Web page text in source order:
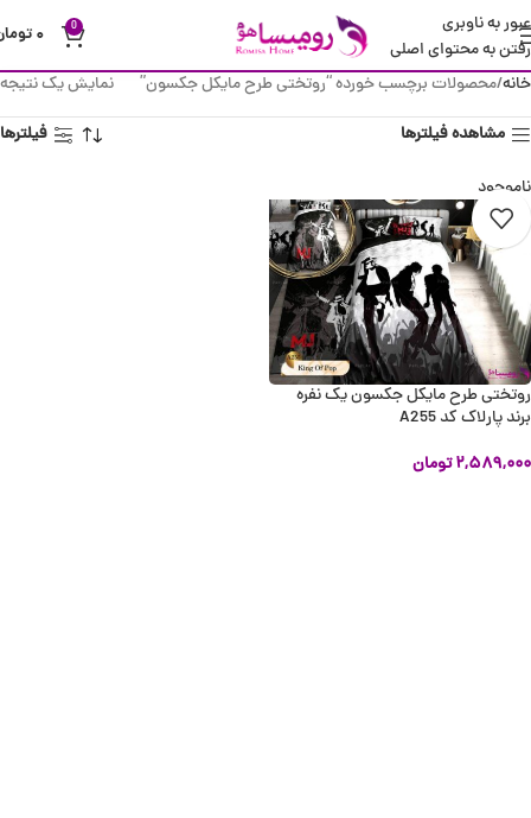
عبور به ناوبری
رفتن به محتوای اصلی
0 ۰
خانه محصولات برچسب خورده “روتختی طرح مایکل جکسون”
نمایش یک نتیجه
مشاهده فیلترها
فیلترها
ناموجود
روتختی طرح مایکل جکسون یک نفره
برند پارلاک کد A255
۲,۵۸۹,۰۰۰تومان